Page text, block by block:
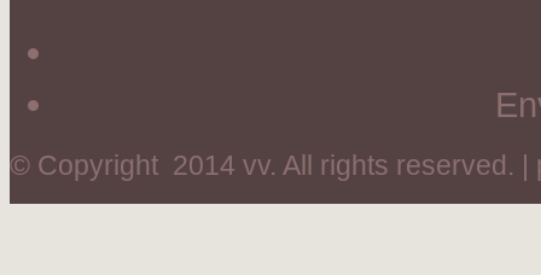
© Copyright 2014 vv. All rights reserved.